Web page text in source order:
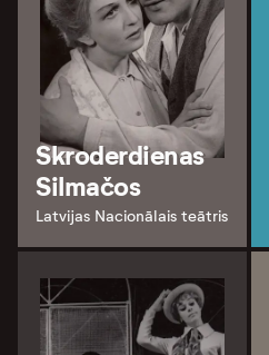
Skroderdienas
Silmačos
Latvijas Nacionālais teātris